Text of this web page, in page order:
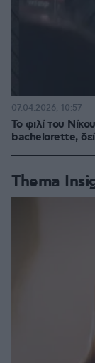
Το φιλί του
bachelorette,
07.04.2026, 10:57
Thema